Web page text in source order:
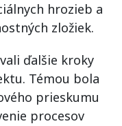
hrozieb a
zložiek.
ďalšie kroky
Témou bola
prieskumu
procesov